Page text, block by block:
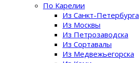
По Карелии
Из Санкт-Петербурга
Из Москвы
Из Петрозаводска
Из Сортавалы
Из Медвежьегорска